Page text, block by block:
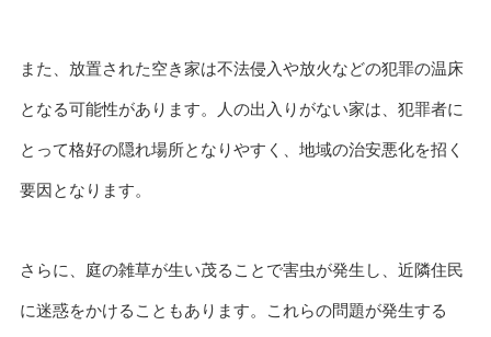
また、放置された空き家は不法侵入や放火などの犯罪の温床
となる可能性があります。人の出入りがない家は、犯罪者に
とって格好の隠れ場所となりやすく、地域の治安悪化を招く
要因となります。
さらに、庭の雑草が生い茂ることで害虫が発生し、近隣住民
に迷惑をかけることもあります。これらの問題が発生する